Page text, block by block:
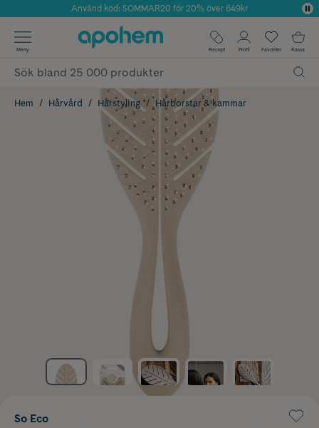
Årets Butik 2025 inom Skönhet
Använd kod: SOMMAR20 för 20% över 649kr
✓ Fri frakt
✓ Poäng på alla köp*
Meny Recept Profil Favoriter Kassa
Hem Hårvård Hårstyling Hårborstar & kammar
So Eco